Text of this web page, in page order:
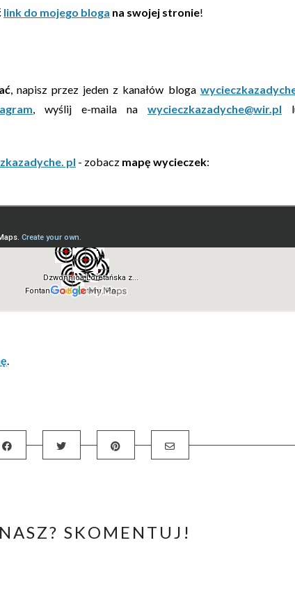
link do mojego bloga na swojej stronie!
, napisz przez jeden z kanałów bloga
, wyślij e-maila na wycieczkazadyche@wir.pl
pl - zobacz mapę wycieczek:
.
SKOMENTUJ!